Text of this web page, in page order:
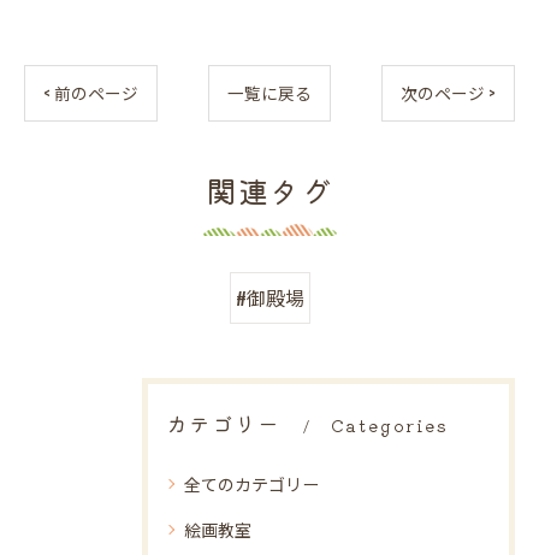
< 前のページ 一覧に戻る 次のページ >
関連タグ
#御殿場
カテゴリー Categories
全てのカテゴリー
絵画教室